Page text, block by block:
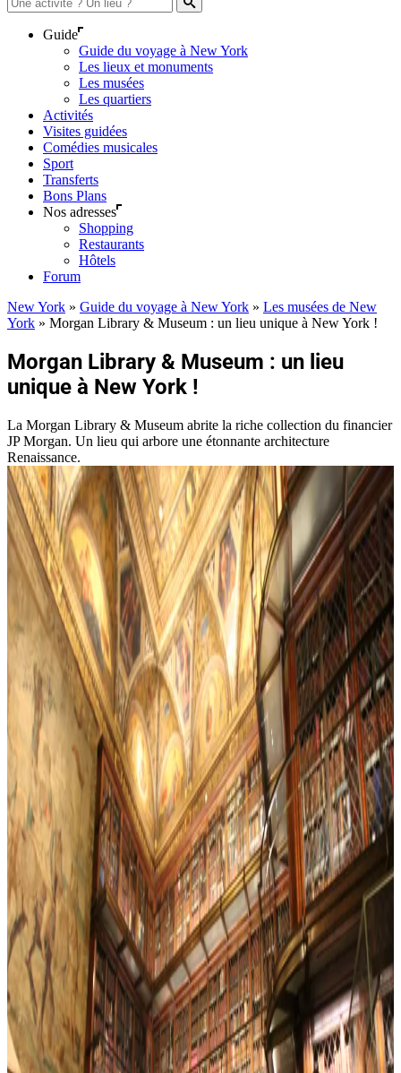
Guide
Guide du voyage à New York
Les lieux et monuments
Les musées
Les quartiers
Activités
Visites guidées
Comédies musicales
Sport
Transferts
Bons Plans
Nos adresses
Shopping
Restaurants
Hôtels
Forum
New York » Guide du voyage à New York » Les musées de New
York » Morgan Library & Museum : un lieu unique à New York !
Morgan Library & Museum : un lieu
unique à New York !
La Morgan Library & Museum abrite la riche collection du financier
JP Morgan. Un lieu qui arbore une étonnante architecture
Renaissance.